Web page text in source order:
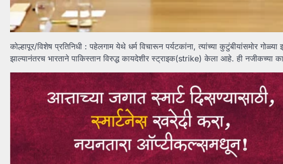
कोल्हापूर/विशेष प्रतिनिधी : पहेलगाम येथे धर्म विचारून पर्यटकांना, त्यांच्या कुटुंबीयांसमोर
झाल्यानंतरच भारताने पाकिस्तान विरुद्ध कायदेशीर स्ट्राइक(strike) केला आहे. ही नजीकच्या